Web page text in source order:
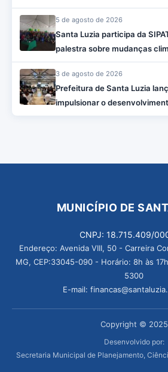
5 de agosto de 2026
Santa Luzia participa da
palestra sobre mudanças
3 de agosto de 2026
Prefeitura de Santa Luzia
impulsionar o
MUNICÍPIO DE
CNPJ: 18.715.409/
Endereço: Avenida VIII, 50 - Carreira
MG, CEP:33045-090 - Horário: 8h às
5300
E-mail:
Copyright © 2025
Desenvolvido por:
Secretaria Municipal de Planejamento,